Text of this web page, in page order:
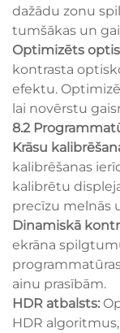
dažādu zonu
tumšākas un
Optimizēts
kontrasta
efektu.
lai novērstu
8.2
Krāsu
kalibrēšanas
kalibrētu
precīzu melnās
Dinamiskā
ekrāna
ainu prasībām.
HDR atbalsts:
HDR